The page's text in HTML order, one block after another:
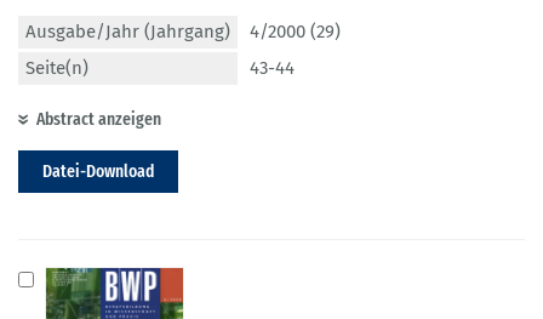
Ausgabe/Jahr (Jahrgang)
4/2000 (29)
Seite(n)
43-44
Abstract anzeigen
Datei-Download